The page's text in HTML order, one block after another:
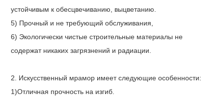
устойчивым к обесцвечиванию, выцветанию.
5) Прочный и не требующий обслуживания,
6) Экологически чистые строительные материалы не
содержат никаких загрязнений и радиации.
2. Искусственный мрамор имеет следующие особенности:
1)Отличная прочность на изгиб.